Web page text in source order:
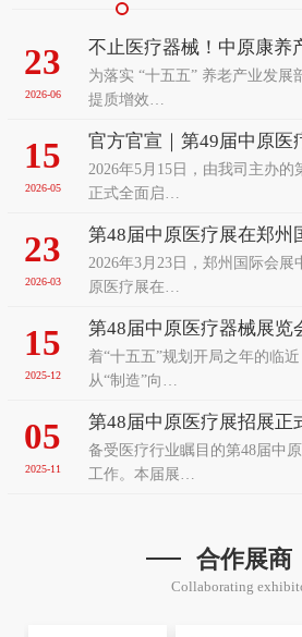
23
2026-06
不止医疗器械！中原康养
老、辅具及康复医疗展览
为落实 “十五五” 养老产业发展
提质增效…
15
2026-05
官方官宣｜第49届中原医
招展！9月聚力郑州赋能
2026年5月15日，由我司主办
正式全面启…
23
2026-03
第48届中原医疗展在郑州
2026年3月23日，郑州国际会展
原医疗展在…
15
2025-12
第48届中原医疗器械展览
以智能变革之姿诚邀全球
着“十五五”规划开局之年的临
从“制造”向…
05
2025-11
第48届中原医疗展招展正
盛会再聚郑州
备受医疗行业瞩目的第48届中
工作。本届展…
合作展商
Collaborating